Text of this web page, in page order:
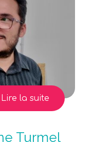
Lire la suite
Turmel